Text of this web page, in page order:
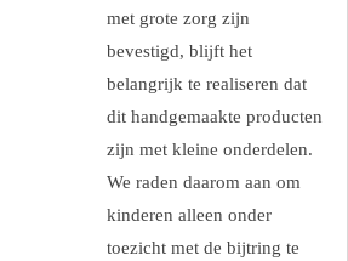
met grote zorg zijn
bevestigd, blijft het
belangrijk te realiseren dat
dit handgemaakte producten
zijn met kleine onderdelen.
We raden daarom aan om
kinderen alleen onder
toezicht met de bijtring te